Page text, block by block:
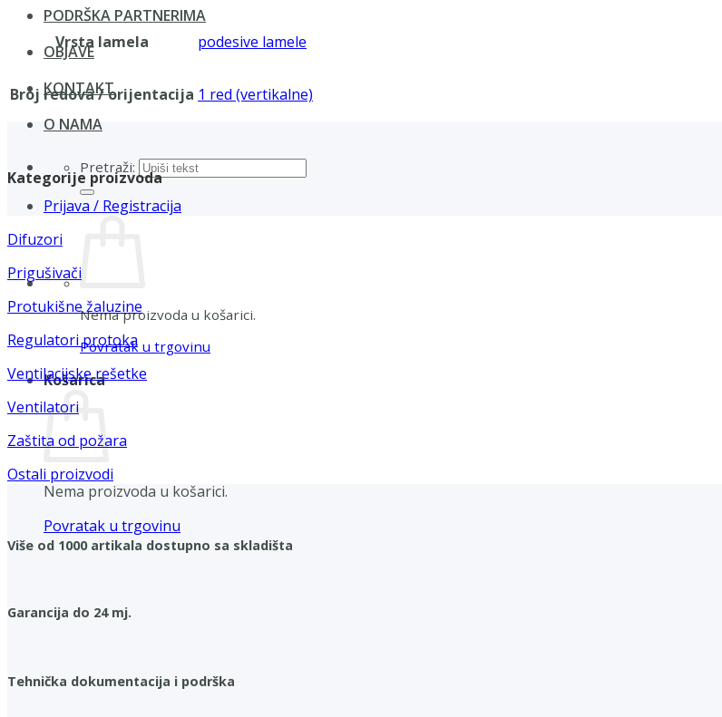
PODRŠKA PARTNERIMA
OBJAVE
KONTAKT
O NAMA
Pretraži:
Prijava / Registracija
Nema proizvoda u košarici.
Povratak u trgovinu
Košarica
Nema proizvoda u košarici.
Povratak u trgovinu
Vrsta lamela podesive lamele
Broj redova / orijentacija 1 red (vertikalne)
Kategorije proizvoda
Difuzori
Prigušivači
Protukišne žaluzine
Regulatori protoka
Ventilacijske rešetke
Ventilatori
Zaštita od požara
Ostali proizvodi
Više od 1000 artikala dostupno sa skladišta
Garancija do 24 mj.
Tehnička dokumentacija i podrška